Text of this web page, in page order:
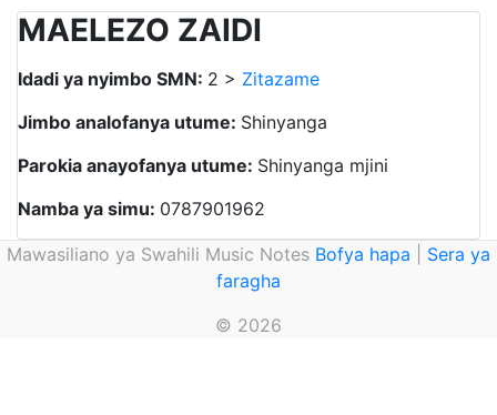
MAELEZO ZAIDI
Idadi ya nyimbo SMN: 2 > Zitazame
Jimbo analofanya utume: Shinyanga
Parokia anayofanya utume: Shinyanga mjini
Namba ya simu: 0787901962
Mawasiliano ya Swahili Music Notes Bofya hapa
Sera ya
faragha
© 2026